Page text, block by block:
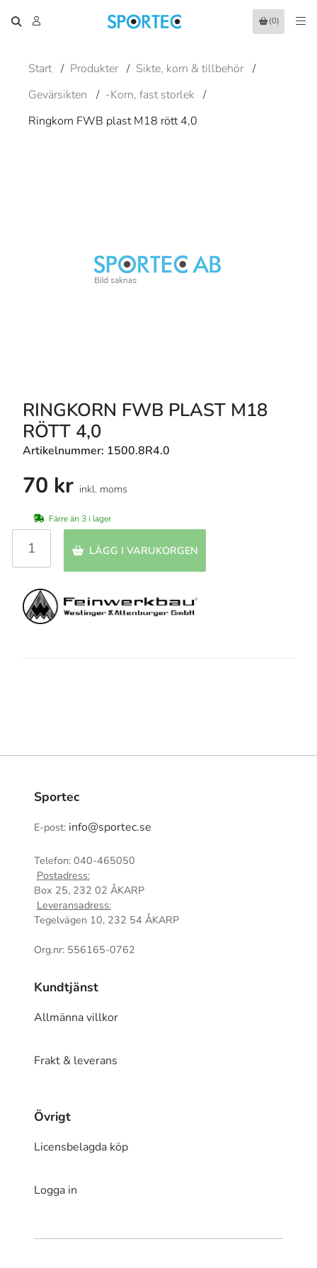
(0)
Start / Produkter / Sikte, korn & tillbehör /
Gevärsikten
/ -Korn, fast storlek
/
Ringkorn FWB plast M18 rött 4,0
RINGKORN FWB PLAST M18
RÖTT 4,0
Artikelnummer: 1500.8R4.0
70 kr inkl. moms
Färre än 3 i lager
LÄGG I VARUKORGEN
Sportec
E-post: info@sportec.se
Telefon: 040-465050
Postadress:
Box 25, 232 02 ÅKARP
Leveransadress:
Tegelvägen 10, 232 54 ÅKARP
Org.nr: 556165-0762
Kundtjänst
Allmänna villkor
Frakt & leverans
Övrigt
Licensbelagda köp
Logga in